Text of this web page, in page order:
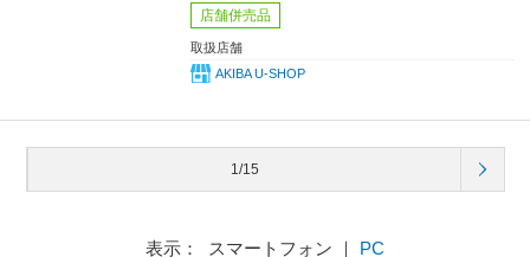
店舗併売品
取扱店舗
AKIBA U-SHOP
1/15
表示： スマートフォン ｜ PC